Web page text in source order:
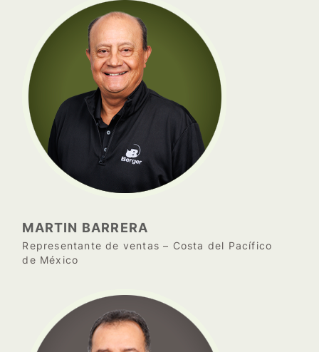
MARTIN BARRERA
Representante de ventas – Costa del Pacífico
de México